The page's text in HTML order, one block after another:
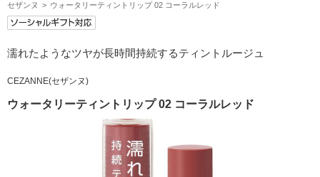
セザンヌ
ウォータリーティントリップ 02 コーラルレッド
濡れたようなツヤが長時間持続するティントルージュ
CEZANNE(セザンヌ)
ウォータリーティントリップ 02 コーラルレッド